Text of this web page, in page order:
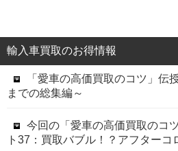
輸入車買取のお得情報
「愛車の高価買取のコツ」伝
までの総集編～
今回の「愛車の高価買取のコ
ト37：買取バブル！？アフター